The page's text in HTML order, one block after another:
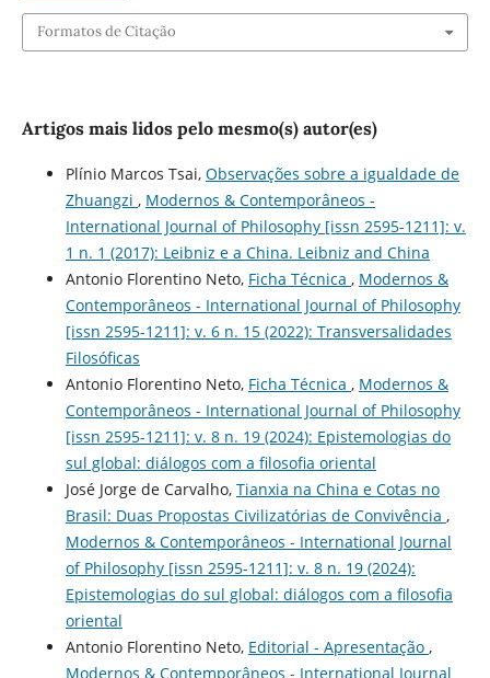
Formatos de Citação
Artigos mais lidos pelo mesmo(s) autor(es)
Plínio Marcos Tsai, Observações sobre a igualdade de
Zhuangzi , Modernos & Contemporâneos -
International Journal of Philosophy [issn 2595-1211]: v.
1 n. 1 (2017): Leibniz e a China. Leibniz and China
Antonio Florentino Neto, Ficha Técnica , Modernos &
Contemporâneos - International Journal of Philosophy
[issn 2595-1211]: v. 6 n. 15 (2022): Transversalidades
Filosóficas
Antonio Florentino Neto, Ficha Técnica , Modernos &
Contemporâneos - International Journal of Philosophy
[issn 2595-1211]: v. 8 n. 19 (2024): Epistemologias do
sul global: diálogos com a filosofia oriental
José Jorge de Carvalho, Tianxia na China e Cotas no
Brasil: Duas Propostas Civilizatórias de Convivência ,
Modernos & Contemporâneos - International Journal
of Philosophy [issn 2595-1211]: v. 8 n. 19 (2024):
Epistemologias do sul global: diálogos com a filosofia
oriental
Antonio Florentino Neto, Editorial - Apresentação ,
Modernos & Contemporâneos - International Journal